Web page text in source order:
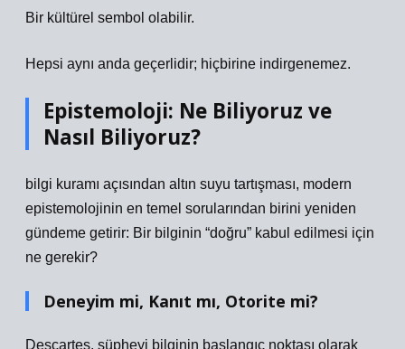
Bir kültürel sembol olabilir.
Hepsi aynı anda geçerlidir; hiçbirine indirgenemez.
Epistemoloji: Ne Biliyoruz ve
Nasıl Biliyoruz?
bilgi kuramı açısından altın suyu tartışması, modern
epistemolojinin en temel sorularından birini yeniden
gündeme getirir: Bir bilginin “doğru” kabul edilmesi için
ne gerekir?
Deneyim mi, Kanıt mı, Otorite mi?
Descartes, şüpheyi bilginin başlangıç noktası olarak